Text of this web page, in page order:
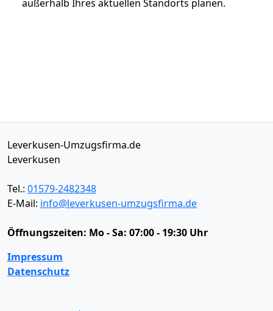
außerhalb Ihres aktuellen Standorts planen.
Leverkusen-Umzugsfirma.de
Leverkusen
Tel.: 01579-2482348
E-Mail: info@leverkusen-umzugsfirma.de
Öffnungszeiten: Mo - Sa: 07:00 - 19:30 Uhr
Impressum
Datenschutz